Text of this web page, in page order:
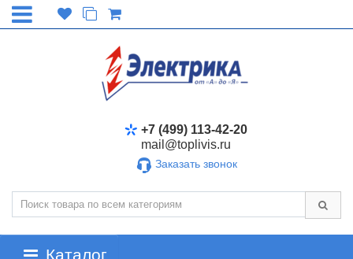
+7 (499) 113-42-20
mail@toplivis.ru
Заказать звонок
Каталог